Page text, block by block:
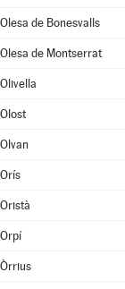
Olesa de Bonesvalls
Olesa de Montserrat
Olivella
Olost
Olvan
Orís
Oristà
Orpí
Òrrius